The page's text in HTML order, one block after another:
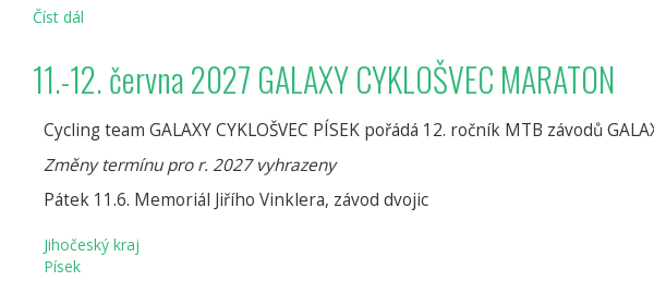
Číst dál
CESTA
PROTIVÍNU
11.-12. června 2027 GALAXY CYKLOŠVEC MARATON
Cycling team GALAXY CYKLOŠVEC PÍSEK pořádá 12. ročník MTB závodů
Změny termínu pro r. 2027 vyhrazeny
Pátek 11.6. Memoriál Jiřího Vinklera, závod dvojic
Jihočeský kraj
Písek